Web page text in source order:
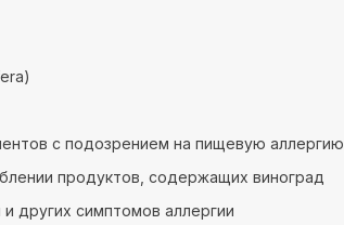
с подозрением на пищевую аллергию
продуктов, содержащих виноград
других симптомов аллергии